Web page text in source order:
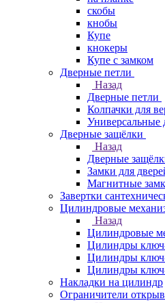
скобы
кнобы
Купе
кнокеры
Купе с замком
Дверные петли
Назад
Дверные петли
Колпачки для
Универсальные
Дверные защёлки
Назад
Дверные
Замки для
Магнитные
Завертки
Цилиндровые
Назад
Цилиндровые
Цилиндры
Цилиндры
Цилиндры
Накладки на цилиндр
Ограничители